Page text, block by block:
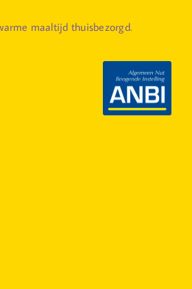
maaltijd thuisbezorgd.